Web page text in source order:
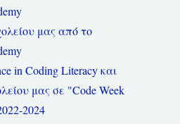
μας από το
in Coding Literacy και
μας σε "Code Week
2024